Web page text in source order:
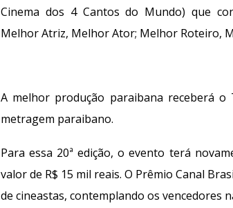
Cinema dos 4 Cantos do Mundo) que
Melhor Atriz, Melhor Ator; Melhor Roteiro,
A melhor produção paraibana receberá
metragem paraibano.
Para essa 20ª edição, o evento terá
valor de R$ 15 mil reais. O Prêmio Canal
de cineastas, contemplando os vencedores